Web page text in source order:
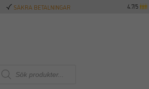
SÄKRA BETALNINGAR 4.7/5
Produktsökning